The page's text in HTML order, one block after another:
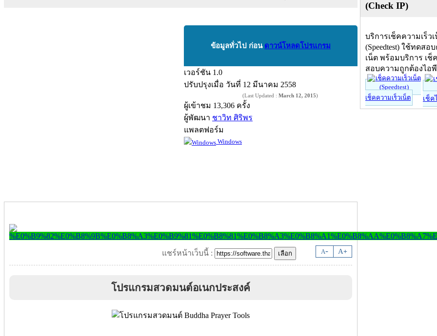
ข้อมูลทั่วไป ก่อน ดาวน์โหลดโปรแกรม
เวอร์ชัน 1.0
ปรับปรุงเมื่อ วันที่ 12 มีนาคม 2558
(Last Updated : March 12, 2015)
ผู้เข้าชม 13,306 ครั้ง
ผู้พัฒนา ชาวิท ศิริพร
แพลตฟอร์ม
Windows
A- A+
แชร์หน้าเว็บนี้ :
โปรแกรมสวดมนต์อเนกประสงค์
(Check IP)
บริการเช็คความเร็ว
(Speedtest) ใช้ทดสอ
เน็ต พร้อมบริการ เช็
สอบความถูกต้องไอ
เช็คความเร็วเน็ต เช็ค